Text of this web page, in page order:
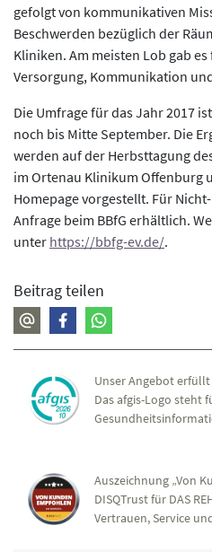
gefolgt von kommunikativen
Beschwerden bezüglich der
Kliniken. Am meisten Lob gab
Versorgung, Kommunikation
Die Umfrage für das Jahr 2017
noch bis Mitte September. Die
werden auf der Herbsttagung
im Ortenau Klinikum Offenburg
Homepage vorgestellt. Für
Anfrage beim BBfG erhältlich.
unter https://bbfg-ev.de/.
Beitrag teilen
Unser Angebot
Das afgis-Logo steht
Auszeichnung „Von
DISQTrust für DAS
Vertrauen, Service